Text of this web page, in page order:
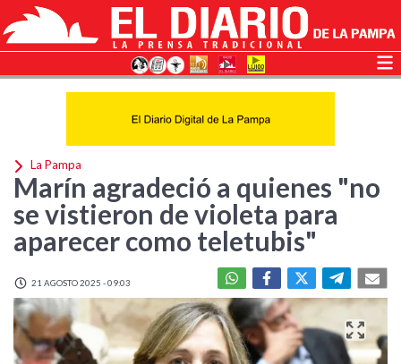
La Pampa
Marín agradeció a quienes "no
se vistieron de violeta para
aparecer como teletubis"
21 AGOSTO 2025 - 09:03